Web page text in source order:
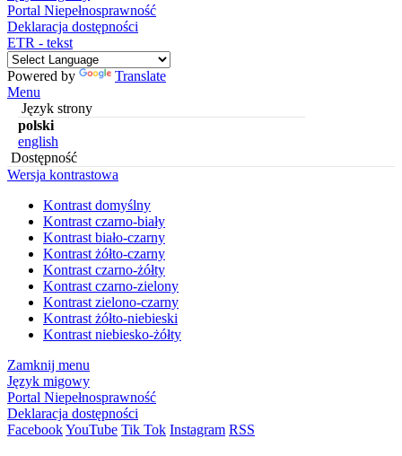
Portal Niepełnosprawność
Deklaracja dostępności
ETR - tekst
Powered by
Translate
Menu
Język strony
polski
english
Dostępność
Wersja kontrastowa
Kontrast domyślny
Kontrast czarno-biały
Kontrast biało-czarny
Kontrast żółto-czarny
Kontrast czarno-żółty
Kontrast czarno-zielony
Kontrast zielono-czarny
Kontrast żółto-niebieski
Kontrast niebiesko-żółty
Zamknij menu
Język migowy
Portal Niepełnosprawność
Deklaracja dostępności
FacebookYouTube Tik Tok Instagram RSS